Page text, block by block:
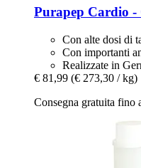
Purapep Cardio -​
Con alte dosi di
Con importanti
Realizzate in
€ 81,99 (€ 273,30 / kg)
Consegna gratuita fino